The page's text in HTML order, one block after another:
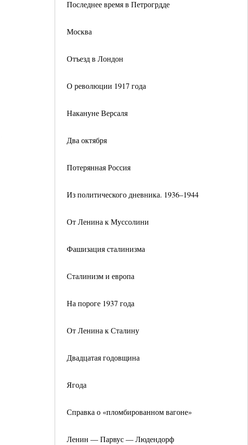
Последнее время в Петрогрдде
Москва
Отъезд в Лондон
О революции 1917 года
Накануне Версаля
Два октября
Потерянная Россия
Из политического дневника. 1936–1944
От Ленина к Муссолини
Фашизация сталинизма
Сталинизм и европа
На пороге 1937 года
От Ленина к Сталину
Двадцатая годовщина
Ягода
Справка о «пломбированном вагоне»
Ленин — Парвус — Людендорф